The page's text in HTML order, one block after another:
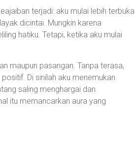
terjadi: aku mulai lebih terbuka
dicintai. Mungkin karena
hatiku. Tetapi, ketika aku mulai
maupun pasangan. Tanpa terasa,
Di sinilah aku menemukan
saling menghargai dan
itu memancarkan aura yang